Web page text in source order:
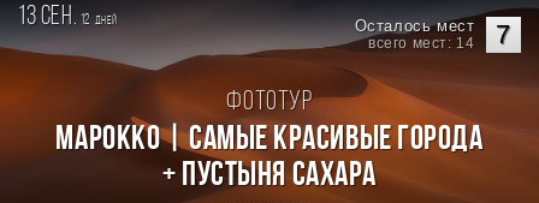
13 сен. 12 дней 7
Осталось мест
всего мест: 14
Фототур
Марокко | Самые красивые города
+ пустыня Сахара